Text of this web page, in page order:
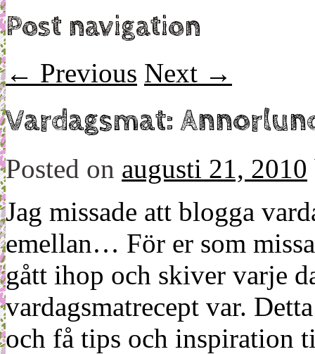
Post navigation
← Previous Next →
Vardagsmat:
Posted on augusti 21, 2010
Jag missade att blogga
emellan… För er som
gått ihop och skiver varje
vardagsmatrecept var.
och få tips och inspiration